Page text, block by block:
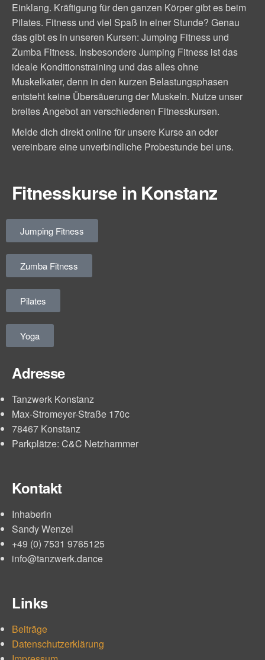
Einklang. Kräftigung für den ganzen Körper gibt es beim
Pilates. Fitness und viel Spaß in einer Stunde? Genau
das gibt es in unseren Kursen: Jumping Fitness und
Zumba Fitness. Insbesondere Jumping Fitness ist das
ideale Konditionstraining und das alles ohne
Muskelkater, denn in den kurzen Belastungsphasen
entsteht keine Übersäuerung der Muskeln. Nutze unser
breites Angebot an verschiedenen Fitnesskursen.
Melde dich direkt online für unsere Kurse an oder
vereinbare eine unverbindliche Probestunde bei uns.
Fitnesskurse in Konstanz
Jumping Fitness
Zumba Fitness
Pilates
Yoga
Adresse
Tanzwerk Konstanz
Max-Stromeyer-Straße 170c
78467 Konstanz
Parkplätze: C&C Netzhammer
Kontakt
Inhaberin
Sandy Wenzel
+49 (0) 7531 9765125
info@tanzwerk.dance
Links
Beiträge
Datenschutzerklärung